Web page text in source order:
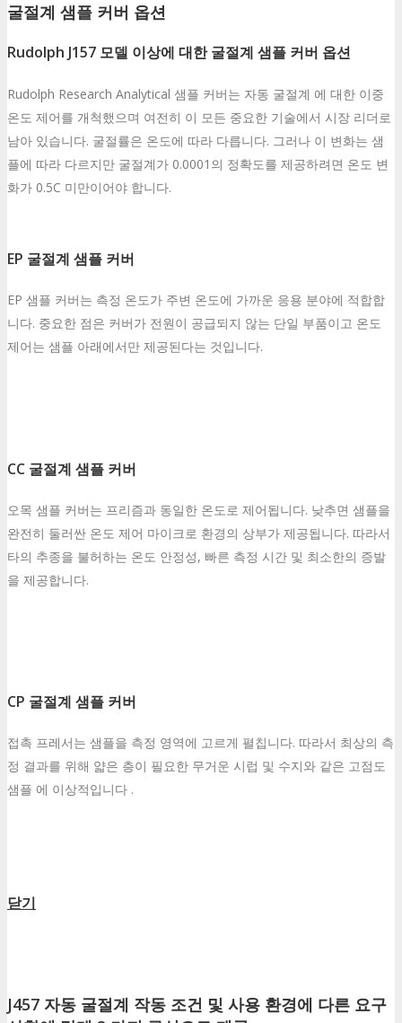
굴절계 샘플 커버 옵션
Rudolph J157 모델 이상에 대한 굴절계 샘플 커버 옵션
Rudolph Research Analytical 샘플 커버는 자동 굴절계 에 대한 이중
온도 제어를 개척했으며 여전히 이 모든 중요한 기술에서 시장 리더로
남아 있습니다. 굴절률은 온도에 따라 다릅니다. 그러나 이 변화는 샘
플에 따라 다르지만 굴절계가 0.0001의 정확도를 제공하려면 온도 변
화가 0.5C 미만이어야 합니다.
EP 굴절계 샘플 커버
EP 샘플 커버는 측정 온도가 주변 온도에 가까운 응용 분야에 적합합
니다. 중요한 점은 커버가 전원이 공급되지 않는 단일 부품이고 온도
제어는 샘플 아래에서만 제공된다는 것입니다.
CC 굴절계 샘플 커버
오목 샘플 커버는 프리즘과 동일한 온도로 제어됩니다. 낮추면 샘플을
완전히 둘러싼 온도 제어 마이크로 환경의 상부가 제공됩니다. 따라서
타의 추종을 불허하는 온도 안정성, 빠른 측정 시간 및 최소한의 증발
을 제공합니다.
CP 굴절계 샘플 커버
접촉 프레서는 샘플을 측정 영역에 고르게 펼칩니다. 따라서 최상의 측
정 결과를 위해 얇은 층이 필요한 무거운 시럽 및 수지와 같은 고점도
샘플 에 이상적입니다 .
닫기
J457 자동 굴절계 작동 조건 및 사용 환경에 다른 요구